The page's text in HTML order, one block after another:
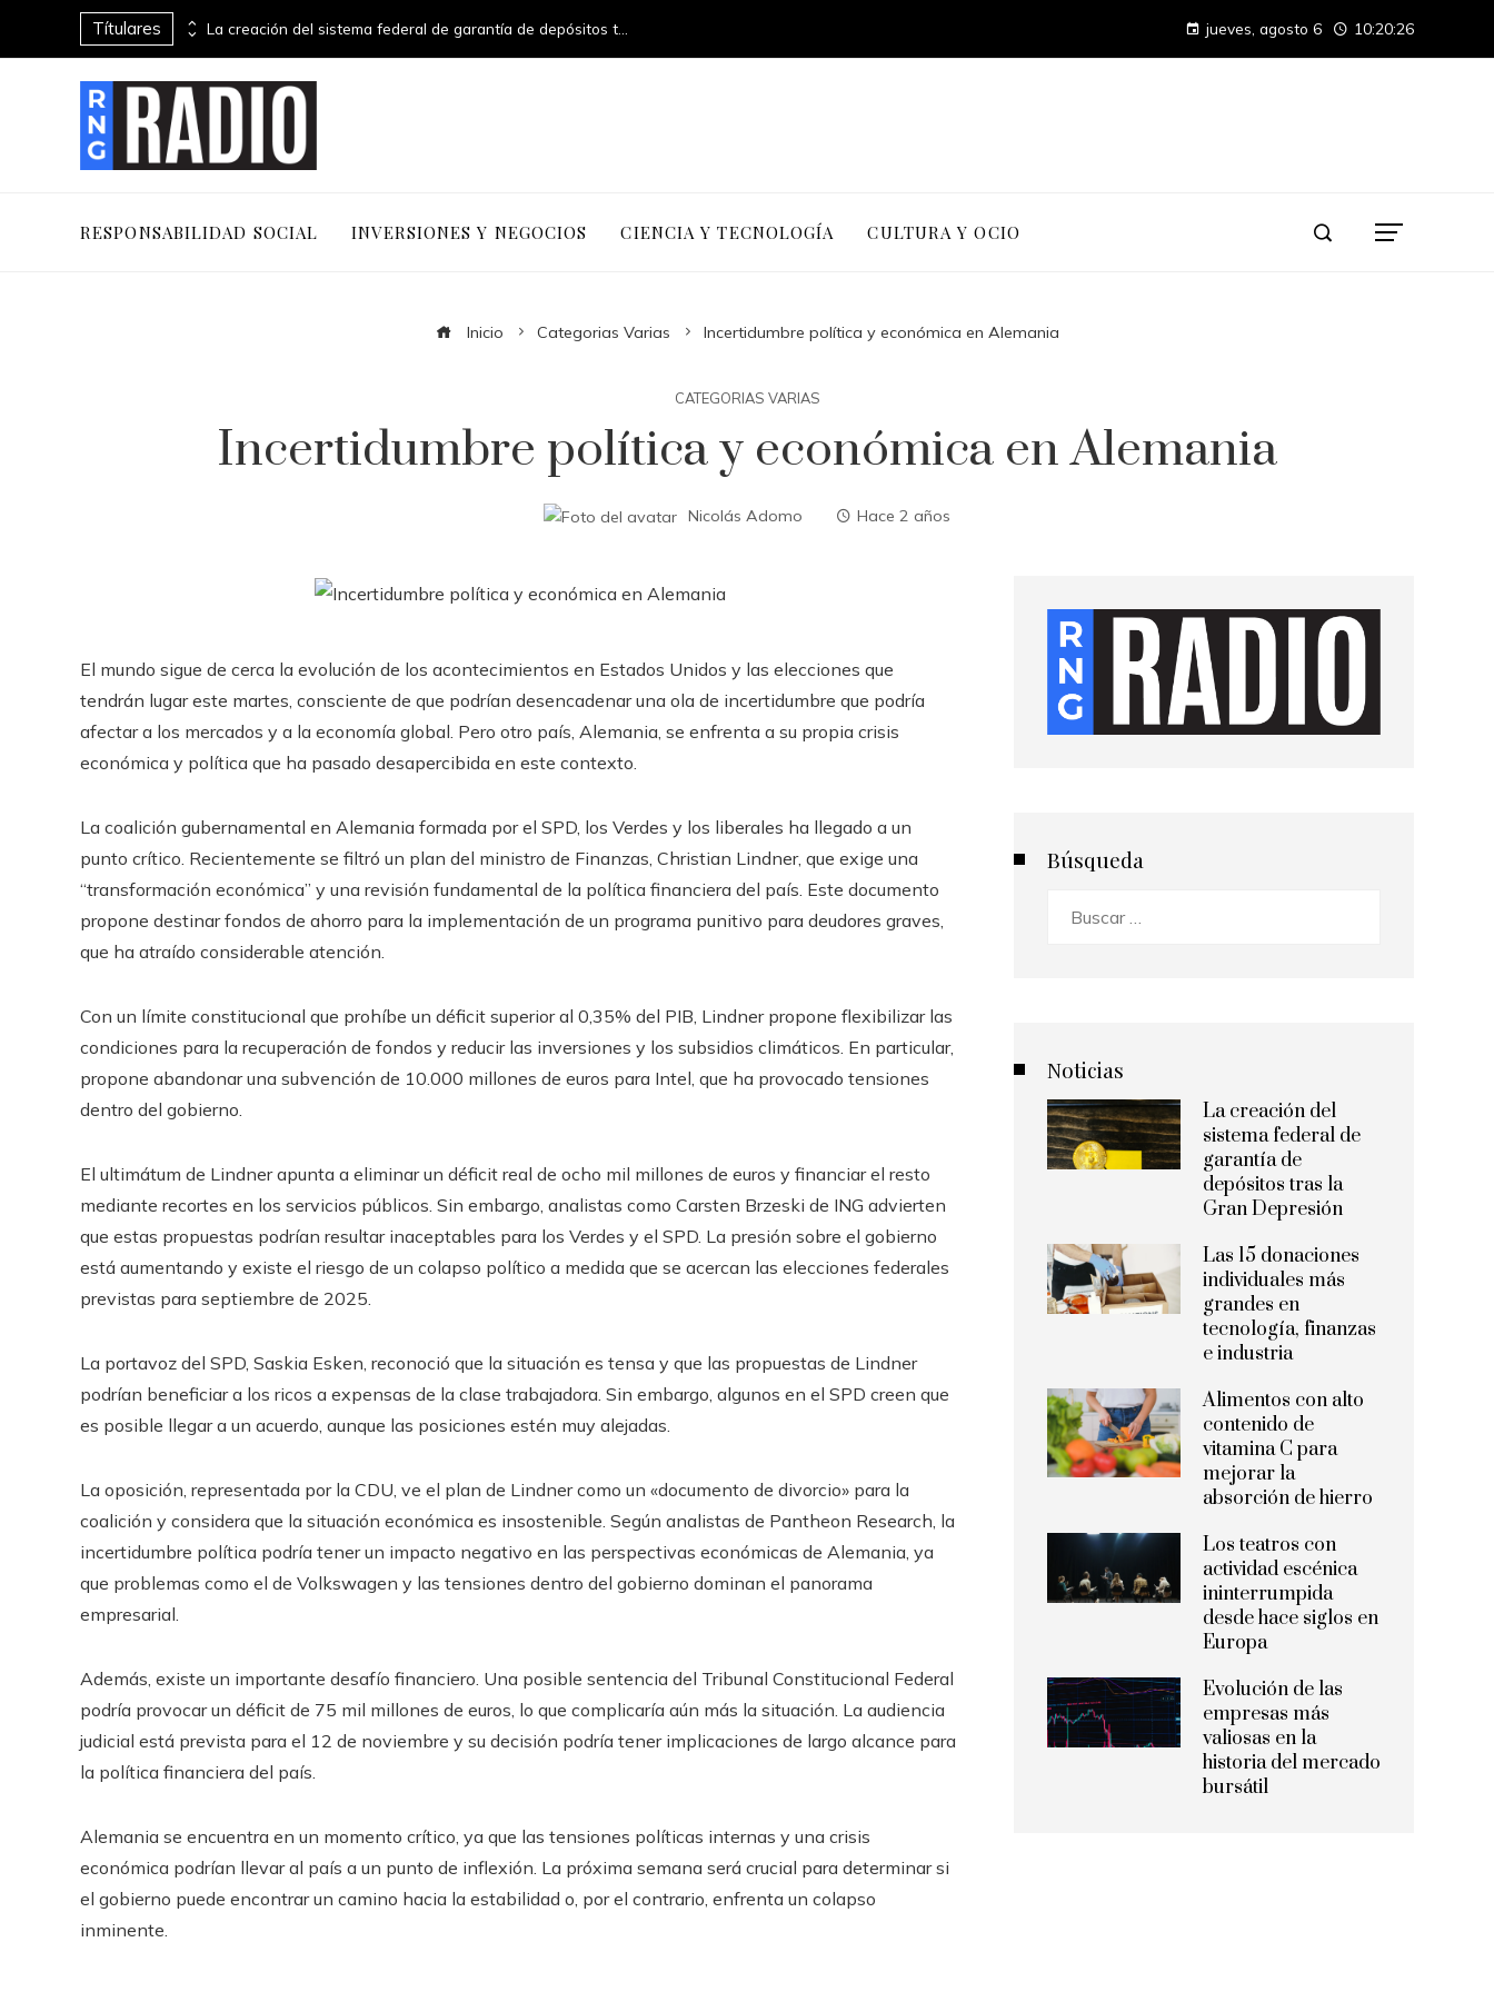
Títulares Evolución de las empresas más valiosas en la historia del mercado bursátil jueves, agosto 6 10:20:27
RESPONSABILIDAD SOCIAL INVERSIONES Y NEGOCIOS CIENCIA Y TECNOLOGÍA CULTURA Y OCIO
Inicio Categorias Varias Incertidumbre política y económica en Alemania
CATEGORIAS VARIAS
Incertidumbre política y económica en Alemania
Nicolás Adomo Hace 2 años
El mundo sigue de cerca la evolución de los acontecimientos en Estados Unidos y las elecciones que
tendrán lugar este martes, consciente de que podrían desencadenar una ola de incertidumbre que podría
afectar a los mercados y a la economía global. Pero otro país, Alemania, se enfrenta a su propia crisis
económica y política que ha pasado desapercibida en este contexto.
La coalición gubernamental en Alemania formada por el SPD, los Verdes y los liberales ha llegado a un
punto crítico. Recientemente se filtró un plan del ministro de Finanzas, Christian Lindner, que exige una
“transformación económica” y una revisión fundamental de la política financiera del país. Este documento
propone destinar fondos de ahorro para la implementación de un programa punitivo para deudores graves,
que ha atraído considerable atención.
Con un límite constitucional que prohíbe un déficit superior al 0,35% del PIB, Lindner propone flexibilizar las
condiciones para la recuperación de fondos y reducir las inversiones y los subsidios climáticos. En particular,
propone abandonar una subvención de 10.000 millones de euros para Intel, que ha provocado tensiones
dentro del gobierno.
El ultimátum de Lindner apunta a eliminar un déficit real de ocho mil millones de euros y financiar el resto
mediante recortes en los servicios públicos. Sin embargo, analistas como Carsten Brzeski de ING advierten
que estas propuestas podrían resultar inaceptables para los Verdes y el SPD. La presión sobre el gobierno
está aumentando y existe el riesgo de un colapso político a medida que se acercan las elecciones federales
previstas para septiembre de 2025.
La portavoz del SPD, Saskia Esken, reconoció que la situación es tensa y que las propuestas de Lindner
podrían beneficiar a los ricos a expensas de la clase trabajadora. Sin embargo, algunos en el SPD creen que
es posible llegar a un acuerdo, aunque las posiciones estén muy alejadas.
La oposición, representada por la CDU, ve el plan de Lindner como un «documento de divorcio» para la
coalición y considera que la situación económica es insostenible. Según analistas de Pantheon Research, la
incertidumbre política podría tener un impacto negativo en las perspectivas económicas de Alemania, ya
que problemas como el de Volkswagen y las tensiones dentro del gobierno dominan el panorama
empresarial.
Además, existe un importante desafío financiero. Una posible sentencia del Tribunal Constitucional Federal
podría provocar un déficit de 75 mil millones de euros, lo que complicaría aún más la situación. La audiencia
judicial está prevista para el 12 de noviembre y su decisión podría tener implicaciones de largo alcance para
la política financiera del país.
Alemania se encuentra en un momento crítico, ya que las tensiones políticas internas y una crisis
económica podrían llevar al país a un punto de inflexión. La próxima semana será crucial para determinar si
el gobierno puede encontrar un camino hacia la estabilidad o, por el contrario, enfrenta un colapso
inminente.
Búsqueda
Noticias
La creación del
sistema federal de
garantía de
depósitos tras la
Gran Depresión
Las 15 donaciones
individuales más
grandes en
tecnología, finanzas
e industria
Alimentos con alto
contenido de
vitamina C para
mejorar la
absorción de hierro
Los teatros con
actividad escénica
ininterrumpida
desde hace siglos en
Europa
Evolución de las
empresas más
valiosas en la
historia del mercado
bursátil